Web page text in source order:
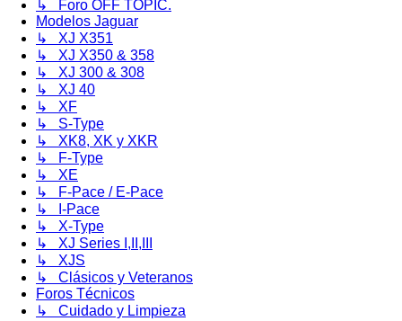
↳ Foro OFF TOPIC.
Modelos Jaguar
↳ XJ X351
↳ XJ X350 & 358
↳ XJ 300 & 308
↳ XJ 40
↳ XF
↳ S-Type
↳ XK8, XK y XKR
↳ F-Type
↳ XE
↳ F-Pace / E-Pace
↳ I-Pace
↳ X-Type
↳ XJ Series I,II,III
↳ XJS
↳ Clásicos y Veteranos
Foros Técnicos
↳ Cuidado y Limpieza